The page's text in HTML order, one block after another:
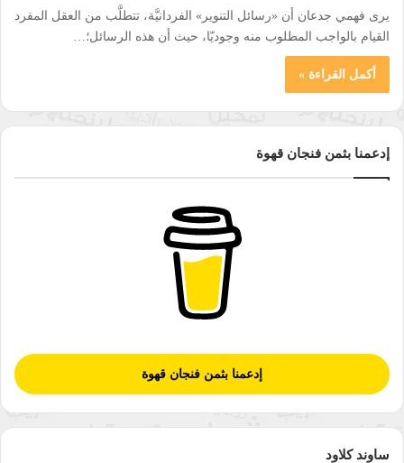
يرى فهمي جدعان أن «رسائل التنوير» الفردانيَّة، تتطلَّب من العقل المفرد
القيام بالواجب المطلوب منه وجوديّا، حيث أن هذه الرسائل؛…
أكمل القراءة »
إدعمنا بثمن فنجان قهوة
إدعمنا بثمن فنجان قهوة
ساوند كلاود